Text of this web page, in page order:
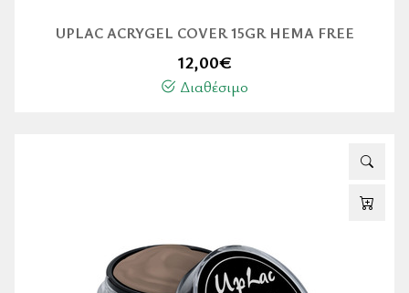
UPLAC ACRYGEL COVER 15GR HEMA FREE
12,00€
Διαθέσιμο